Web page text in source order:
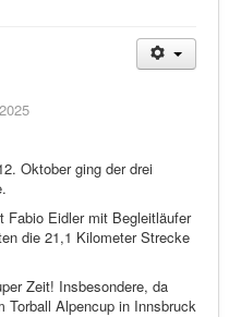
Oktober ging der drei
Fabio Eidler mit Begleitläufer
die 21,1 Kilometer Strecke
Zeit! Insbesondere, da
Torball Alpencup in Innsbruck